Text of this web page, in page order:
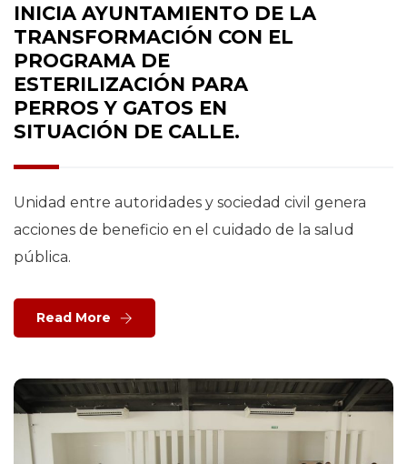
INICIA AYUNTAMIENTO DE LA
TRANSFORMACIÓN CON EL
PROGRAMA DE
ESTERILIZACIÓN PARA
PERROS Y GATOS EN
SITUACIÓN DE CALLE.
Unidad entre autoridades y sociedad civil genera
acciones de beneficio en el cuidado de la salud
pública.
Read More